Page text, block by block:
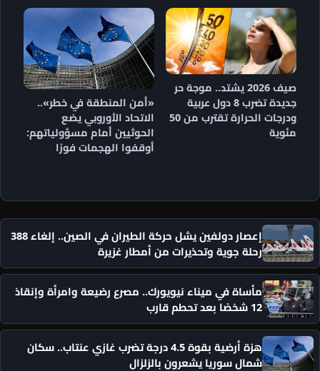
صيف 2026 يشتد.. موجة حر
جديدة تضرب 8 دول عربية
ودرجات الحرارة تقترب من 50
مئوية
«أمن المنطقة في خطر»..
الاتحاد الأوروبي يضع
الحوثيين أمام مسؤولياتهم:
أوقفوا الهجمات فورًا
إعصار دولفين يشل حركة الطيران في الصين.. إلغاء 388
رحلة جوية وتحذيرات من أمطار غزيرة
مأساة في ميناء نيويورك.. مصرع رضيعة وامرأة وإنقاذ
12 شخصًا بعد تحطم قارب
هزة أرضية بقوة 4.5 درجة تضرب غازي عنتاب.. سكان
شمال سوريا يشعرون بالزلزال